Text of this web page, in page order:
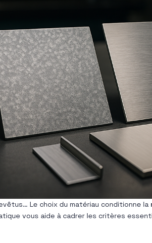
Le choix du matériau conditionne la
vous aide à cadrer les critères